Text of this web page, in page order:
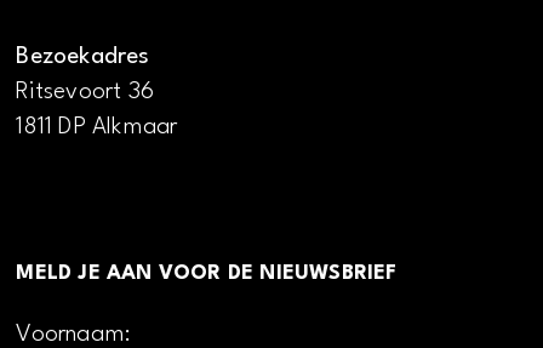
Bezoekadres
Ritsevoort 36
1811 DP Alkmaar
MELD JE AAN VOOR DE NIEUWSBRIEF
Voornaam: